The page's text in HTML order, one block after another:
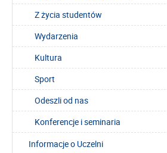
Z życia studentów
Wydarzenia
Kultura
Sport
Odeszli od nas
Konferencje i seminaria
Informacje o Uczelni